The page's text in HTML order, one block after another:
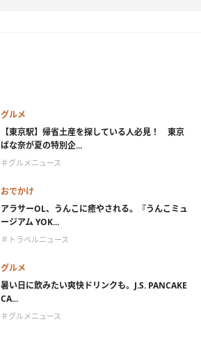
グルメ
【東京駅】帰省土産を探している人必見！ 東京
ばな奈が夏の特別企...
＃グルメニュース
おでかけ
アラサーOL、うんこに癒やされる。『うんこミュ
ージアム YOK...
＃トラベルニュース
グルメ
暑い日に飲みたい爽快ドリンクも。J.S. PANCAKE
CA...
＃グルメニュース